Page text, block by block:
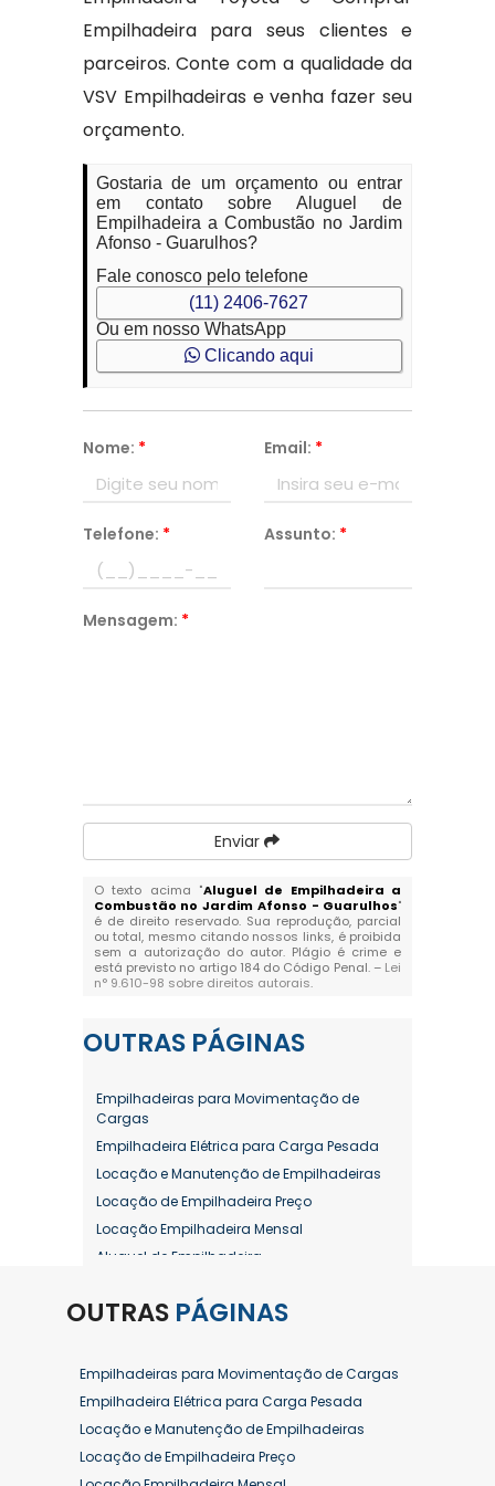
Empilhadeira para seus clientes e
parceiros. Conte com a qualidade da
VSV Empilhadeiras e venha fazer seu
orçamento.
Gostaria de um orçamento ou entrar
em contato sobre Aluguel de
Empilhadeira a Combustão no Jardim
Afonso - Guarulhos?
Fale conosco pelo telefone
(11) 2406-7627
Ou em nosso WhatsApp
Clicando aqui
Nome: * Email: *
Telefone: * Assunto: *
Mensagem: *
Enviar
O texto acima "Aluguel de Empilhadeira a
Combustão no Jardim Afonso - Guarulhos"
é de direito reservado. Sua reprodução, parcial
ou total, mesmo citando nossos links, é proibida
sem a autorização do autor. Plágio é crime e
está previsto no artigo 184 do Código Penal. – Lei
n° 9.610-98 sobre direitos autorais.
OUTRAS PÁGINAS
Empilhadeiras para Movimentação de
Cargas
Empilhadeira Elétrica para Carga Pesada
Locação e Manutenção de Empilhadeiras
Locação de Empilhadeira Preço
Locação Empilhadeira Mensal
Aluguel de Empilhadeira
Aluguel de Empilhadeira Diária Valor
Aluguel de Empilhadeira Elétrica Preço
Aluguel de Empilhadeira Mensal
Aluguel de Empilhadeira Preço
Aluguel de Empilhadeira Valor
Aluguel de Empilhadeiras Eletricas
OUTRAS PÁGINAS
Empilhadeiras para Movimentação de Cargas
Empilhadeira Elétrica para Carga Pesada
Locação e Manutenção de Empilhadeiras
Locação de Empilhadeira Preço